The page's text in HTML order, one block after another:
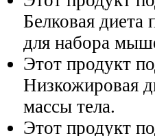
Белковая диета
для набора
Этот продукт
Низкожировая
массы тела.
Этот продукт